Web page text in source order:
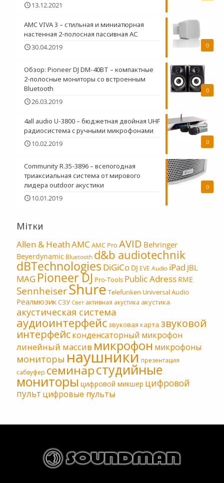
13.12.2021
0
AMC VIVA 3 – стильная и миниатюрная
настенная 2-полосная пасcивная АС
30.04.2019
0
Обзор: Pioneer DJ DM-40BT – компактные
2-полосные мониторы со встроенным
Bluetooth
26.03.2019
0
4all audio U-3800 – бюджетная двойная UHF
радиосистема c ручными микрофонами
10.02.2019
0
Community R.35-3896 – всепогодная
триаксиальная система от мирового
лидера outdoor акустики
10.01.2019
Мітки
Allen & HeathAMC AMC Pro AVID Behringer
Beyerdynamic Bluetooth d&b audiotechnik
dBTechnologies DiGiCo DJ EVE Audio iPad JBL
MAG Pioneer DJ Pro-Tools Public Adress RME
SennheiserShure Telefunken Universal Audio
РеалмюзикСЗУ Свет активная акустика акустика
акустическая система
аудиоинтерфейс звуковая карта звуковой
интерфейсконденсаторный микрофон
линейный массив микрофон микрофоны
мониторы наушники презентация
сабвуфер семинарстудийные
мониторы цифровой микшер цифровой
пульт цифровые пульты